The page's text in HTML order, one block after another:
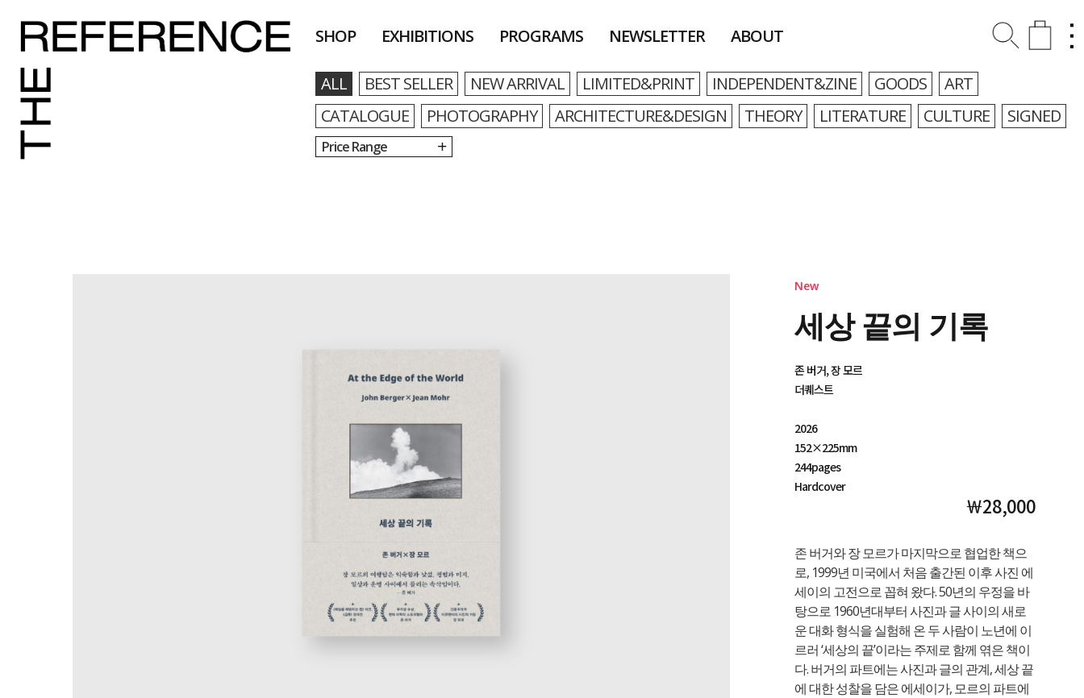
SHOP EXHIBITIONS PROGRAMS NEWSLETTER ABOUT
ALL BEST SELLER NEW ARRIVAL LIMITED&PRINT INDEPENDENT&ZINE GOODS
ART
CATALOGUE
PHOTOGRAPHY ARCHITECTURE&DESIGN THEORY LITERATURE CULTURE SIGNED
Price Range
New
세상 끝의 기록
존 버거, 장 모르
더퀘스트
2026
152×225mm
244pages
Hardcover
￦28,000
존 버거와 장 모르가 마지막으로 협업한 책으
로, 1999년 미국에서 처음 출간된 이후 사진 에
세이의 고전으로 꼽혀 왔다. 50년의 우정을 바
탕으로 1960년대부터 사진과 글 사이의 새로
운 대화 형식을 실험해 온 두 사람이 노년에 이
르러 ‘세상의 끝’이라는 주제로 함께 엮은 책이
다. 버거의 파트에는 사진과 글의 관계, 세상 끝
에 대한 성찰을 담은 에세이가, 모르의 파트에